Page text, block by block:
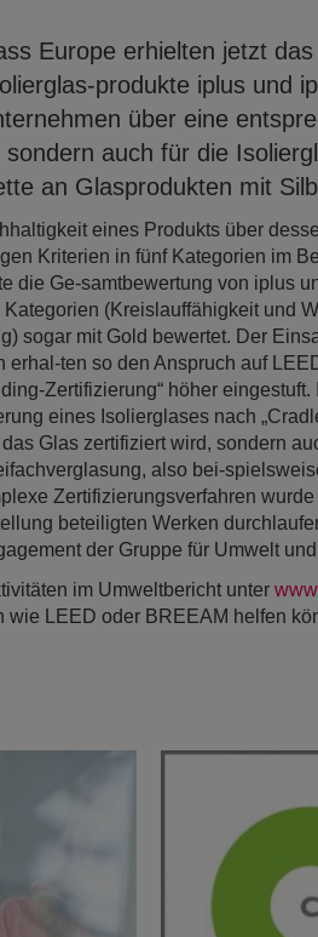
Europe erhielten jetzt das
produkte iplus und
über eine
auch für die
an Glasprodukten mit
eines Produkts über
Kriterien in fünf Kategorien im
die Ge-samtbewertung von iplus
(Kreislauffähigkeit und
sogar mit Gold bewertet. Der
erhal-ten so den Anspruch auf
Zertifizierung“ höher
eines Isolierglases nach
Glas zertifiziert wird, sondern
also bei-
Zertifizierungsverfahren
beteiligten Werken
der Gruppe für Umwelt
im Umweltbericht unter
LEED oder BREEAM helfen